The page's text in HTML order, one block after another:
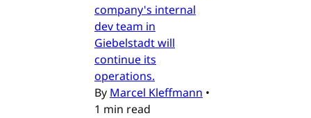
company's internal
dev team in
Giebelstadt will
continue its
operations.
By Marcel Kleffmann •
1 min read